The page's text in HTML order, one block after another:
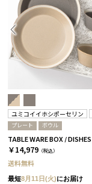
ユミコイイホシポーセリン
プレート ボウル
￥14,979 （税込）
送料無料
最短8月11日(火)にお届け